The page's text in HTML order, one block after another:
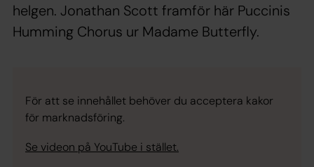
helgen. Jonathan Scott framför här Puccinis
Humming Chorus ur Madame Butterfly.
För att se innehållet behöver du acceptera kakor
för marknadsföring.
Se videon på YouTube i stället.